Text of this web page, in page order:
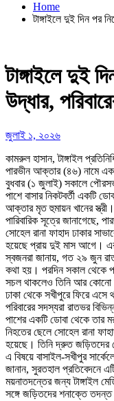
Home
টাঙ্গাইলে দুই দিন পর
টাঙ্গাইলে দুই
উদ্ধার,
জুলাই ১, ২০২৬
কামরুল হাসান, টাঙ্গাইল
পারভীন আক্তার (৪৬) নামে এক
বুধবার (১ জুলাই) সকালে
পাশে বাসার নিকটবর্তী একটি
আক্তার মৃত হুমায়ন খানের স্ত্রী।
পারিবারিক সূত্রে
সোহেল রানা ফাহাদ ঢাকার
হয়েছে প্রায় দুই মাস আগে।
স্বজনরা জানায়, গত ২৯ জুন রাত
কথা হয়। পরদিন সকাল থেকে
সচল থাকলেও তিনি আর কোনো
ঢাকা থেকে সখীপুরে ফিরে
পরিবারের সদস্যরা রাতভর
পাশের একটি ডোবা থেকে তার
নিহতের ছেলে সোহেল রানা
হয়েছে। তিনি দ্রুত জড়িতদের
এ বিষয়ে বাসাইল-সখীপুর
জানান, সুরতহাল প্রতিবেদনে
ময়নাতদন্তের জন্য টাঙ্গাইল
সঙ্গে জড়িতদের শনাক্তে